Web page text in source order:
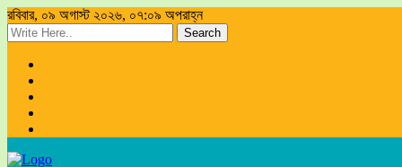
রবিবার, ০৯ অগাস্ট ২০২৬, ০৭:০৯ অপরাহ্ন
Search